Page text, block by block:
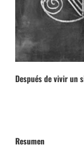
Después de vivir un
Resumen